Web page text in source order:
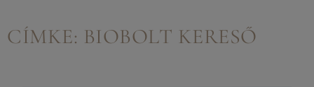
CÍMKE: BIOBOLT KERESŐ